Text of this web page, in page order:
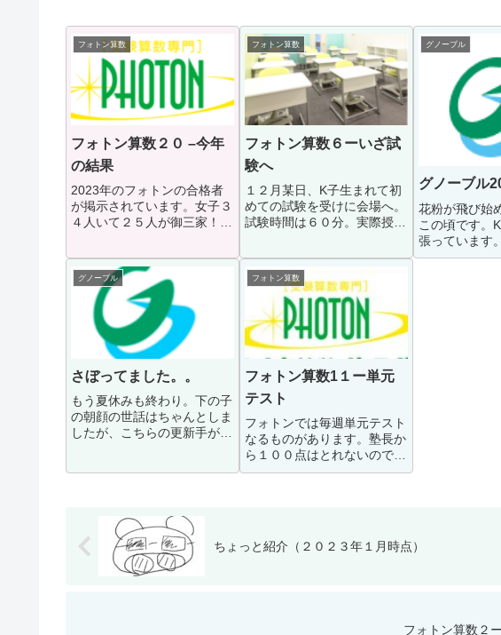
フォトン算数
フォトン算数２０ –今年
の結果
2023年のフォトンの合格者
が掲示されています。女子３
４人いて２５人が御三家！！
子もここまでではなくても、
その次くらいの学校が目指せ
るようになっても...
フォトン算数
フォトン算数６ーいざ試
験へ
１２月某日、K子生まれて初
めての試験を受けに会場へ。
試験時間は６０分。実際授業
時間を少々間違え、一番乗り
だったので席までついて行け
ました。黒板（ホワ...
グノーブル
グノーブル
花粉が飛び始
この頃です。
張っています
てみて、少し
グノーブル
さぼってました。。
もう夏休みも終わり。下の子
の朝顔の世話はちゃんとしま
したが、こちらの更新手が回
習もほぼ今日でおしま...
フォトン算数
フォトン算数1１ー単元
テスト
フォトンでは毎週単元テスト
なるものがあります。塾長か
ら１００点はとれないので、
怒らないで下さいと言われて
ちょっと紹介（２０２３年１月時点）
フォトン算数２